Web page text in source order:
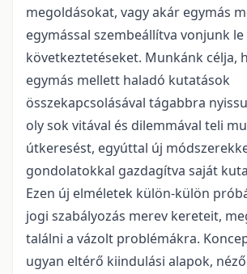
megoldásokat, vagy akár egymás
egymással szembeállítva vonjunk le
következtetéseket. Munkánk célja,
egymás mellett haladó kutatások
összekapcsolásával tágabbra
oly sok vitával és dilemmával teli
útkeresést, egyúttal új
gondolatokkal gazdagítva saját
Ezen új elméletek külön-külön
jogi szabályozás merev kereteit,
találni a vázolt problémákra.
ugyan eltérő kiindulási alapok,